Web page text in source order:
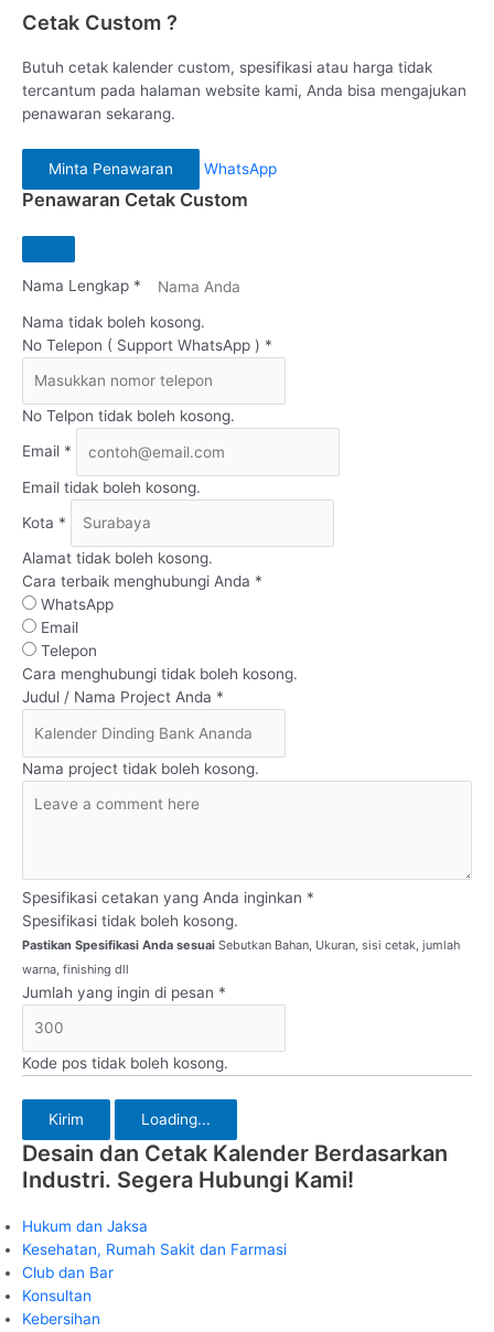
Cetak Custom ?
Butuh cetak kalender custom, spesifikasi atau harga tidak
tercantum pada halaman website kami, Anda bisa mengajukan
penawaran sekarang.
Minta Penawaran WhatsApp
Penawaran Cetak Custom
Nama Lengkap *
Nama tidak boleh kosong.
No Telepon ( Support WhatsApp ) *
No Telpon tidak boleh kosong.
Email *
Email tidak boleh kosong.
Kota *
Alamat tidak boleh kosong.
Cara terbaik menghubungi Anda *
WhatsApp
Email
Telepon
Cara menghubungi tidak boleh kosong.
Judul / Nama Project Anda *
Nama project tidak boleh kosong.
Spesifikasi cetakan yang Anda inginkan *
Spesifikasi tidak boleh kosong.
Pastikan Spesifikasi Anda sesuai Sebutkan Bahan, Ukuran, sisi cetak, jumlah
warna, finishing dll
Jumlah yang ingin di pesan *
Kode pos tidak boleh kosong.
Kirim Loading...
Desain dan Cetak Kalender Berdasarkan
Industri. Segera Hubungi Kami!
Hukum dan Jaksa
Kesehatan, Rumah Sakit dan Farmasi
Club dan Bar
Konsultan
Kebersihan